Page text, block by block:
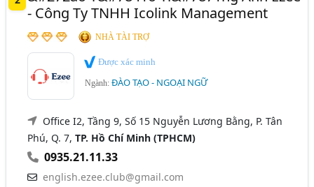
- Công Ty TNHH Icolink Management
NHÀ TÀI TRỢ
Được xác minh
Ngành:ĐÀO TẠO - NGOẠI NGỮ
Office I2, Tầng 9, Số 15 Nguyễn Lương Bằng, P. Tân
Phú, Q. 7,TP. Hồ Chí Minh (TPHCM)
0935.21.11.33
english.ezee.club@gmail.com